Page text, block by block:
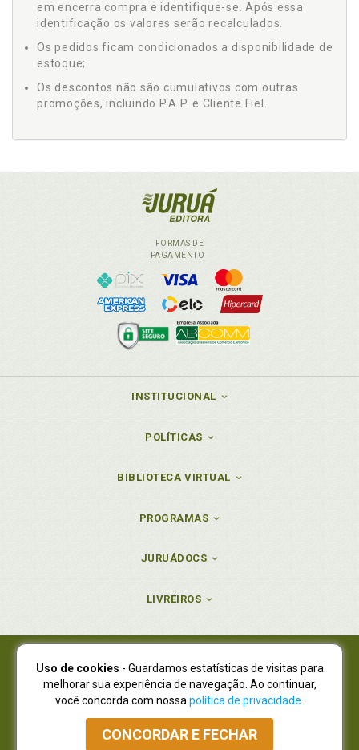
em encerra compra e identifique-se. Após essa
identificação os valores serão recalculados.
Os pedidos ficam condicionados a disponibilidade de
estoque;
Os descontos não são cumulativos com outras
promoções, incluindo P.A.P. e Cliente Fiel.
FORMAS DE
PAGAMENTO
INSTITUCIONAL
POLÍTICAS
BIBLIOTECA VIRTUAL
PROGRAMAS
JURUÁDOCS
LIVREIROS
Juruá Editora Ltda., CNPJ 77.535.508/0001-19
Juruá Informática Ltda., CNPJ 01.701.561/0001-80
NOVO ENDEREÇO:R. Flávio Dallegrave, 7665, São Lourenço |
Curitiba - Paraná - CEP 82210-310
Atendimento: (41) 4009-3900|Vendas Atacado: (41) 4009-3939
Uso de cookies - Guardamos estatísticas de visitas para
melhorar sua experiência de navegação. Ao continuar,
você concorda com nossa política de privacidade
CONCORDAR E FECHAR